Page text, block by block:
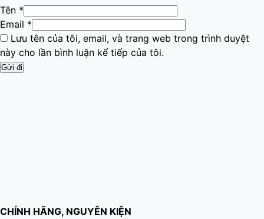
Tên *
Email *
Lưu tên của tôi, email, và trang web trong trình duyệt
này cho lần bình luận kế tiếp của tôi.
CHÍNH HÃNG, NGUYÊN KIỆN